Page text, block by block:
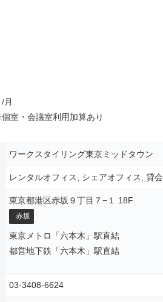
月
室・会議室利用加算あり
ワークスタイリング東京ミッドタウン
レンタルオフィス, シェアオフィス, 貸
東京都港区赤坂９丁目７−１ 18F
赤坂
東京メトロ「六本木」駅直結
都営地下鉄「六本木」駅直結
03-3408-6624